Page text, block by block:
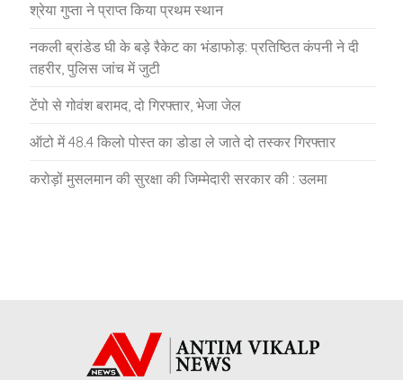
श्रेया गुप्ता ने प्राप्त किया प्रथम स्थान
नकली ब्रांडेड घी के बड़े रैकेट का भंडाफोड़: प्रतिष्ठित कंपनी ने दी
तहरीर, पुलिस जांच में जुटी
टेंपो से गोवंश बरामद, दो गिरफ्तार, भेजा जेल
ऑटो में 48.4 किलो पोस्त का डोडा ले जाते दो तस्कर गिरफ्तार
करोड़ों मुसलमान की सुरक्षा की जिम्मेदारी सरकार की : उलमा